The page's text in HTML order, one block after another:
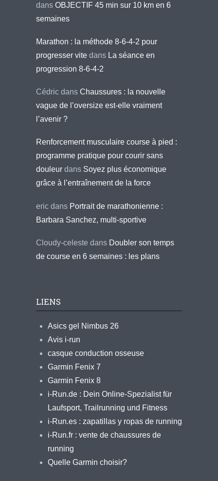
dans OBJECTIF 45 min sur 10 km en 6
semaines
Marathon : la méthode 8-6-4-2 pour
progresser vite dans La séance en
progression 8-6-4-2
Cédric dans Chaussures : la nouvelle
vague de l’oversize est-elle vraiment
l’avenir ?
Renforcement musculaire course à pied :
programme pratique pour courir sans
douleur dans Soyez plus économique
grâce à l’entraînement de la force
eric dans Portrait de marathonienne :
Barbara Sanchez, multi-sportive
Cloudy-celeste dans Doubler son temps
de course en 6 semaines : les plans
LIENS
Asics gel Nimbus 26
Avis i-run
casque conduction osseuse
Garmin Fenix 7
Garmin Fenix 8
i-Run.de : Dein Online-Spezialist für
Laufsport, Trailrunning und Fitness
i-Run.es : zapatillas y ropas de running
i-Run.fr : vente de chaussures de
running
Quelle Garmin choisir?